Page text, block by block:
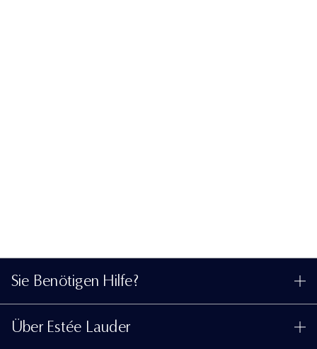
Sie Benötigen Hilfe?
Kontaktieren Sie uns
Über Estée Lauder